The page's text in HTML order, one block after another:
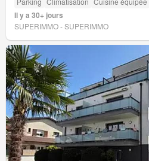
Il y a 30+ jours
SUPERIMMO - SUPERIMMO